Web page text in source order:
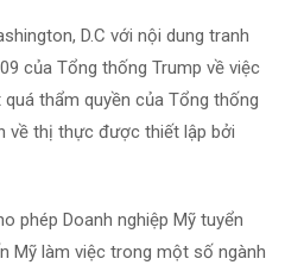
D.C với nội dung tranh
của Tổng thống Trump về việc
thẩm quyền của Tổng thống
về thị thực được thiết lập bởi
phép Doanh nghiệp Mỹ tuyển
Mỹ làm việc trong một số ngành